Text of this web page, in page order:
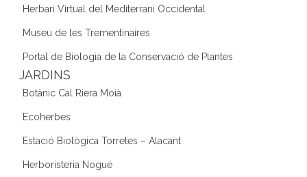
Herbari Virtual del Mediterrani Occidental
Museu de les Trementinaires
Portal de Biologia de la Conservació de Plantes
JARDINS
Botànic Cal Riera Moià
Ecoherbes
Estació Biològica Torretes – Alacant
Herboristeria Nogué